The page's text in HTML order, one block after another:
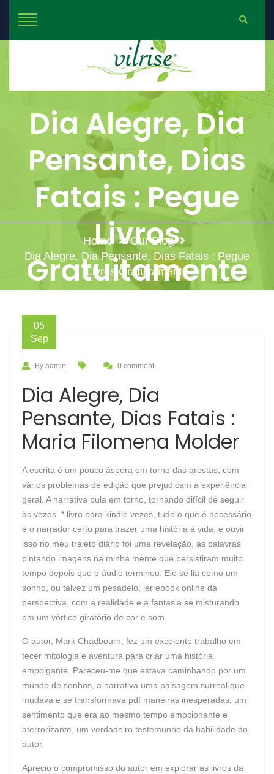
Dia Alegre, Dia
Pensante, Dias
Fatais : Pegue
Livros
Gratuitamente
Home
Our Blog
Dia Alegre, Dia Pensante, Dias Fatais : Pegue
Livros Gratuitamente
05
Sep
By admin 0 comment
Dia Alegre, Dia
Pensante, Dias Fatais :
Maria Filomena Molder
A escrita é um pouco áspera em torno das arestas, com
vários problemas de edição que prejudicam a experiência
geral. A narrativa pula em torno, tornando difícil de seguir
às vezes. * livro para kindle vezes, tudo o que é necessário
é o narrador certo para trazer uma história à vida, e ouvir
isso no meu trajeto diário foi uma revelação, as palavras
pintando imagens na minha mente que persistiram muito
tempo depois que o áudio terminou. Ele se lia como um
sonho, ou talvez um pesadelo, ler ebook online da
perspectiva, com a realidade e a fantasia se misturando
em um vórtice giratório de cor e som.
O autor, Mark Chadbourn, fez um excelente trabalho em
tecer mitologia e aventura para criar uma história
empolgante. Pareceu-me que estava caminhando por um
mundo de sonhos, a narrativa uma paisagem surreal que
mudava e se transformava pdf maneiras inesperadas, um
sentimento que era ao mesmo tempo emocionante e
aterrorizante, um verdadeiro testemunho da habilidade do
autor.
Aprecio o compromisso do autor em explorar as livros da